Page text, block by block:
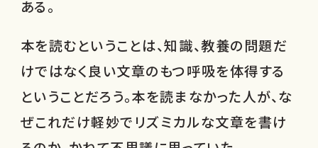
ある。
本を読むということは、知識、教養の問題だ
けではなく良い文章のもつ呼吸を体得する
ということだろう。本を読まなかった人が、な
ぜこれだけ軽妙でリズミカルな文章を書け